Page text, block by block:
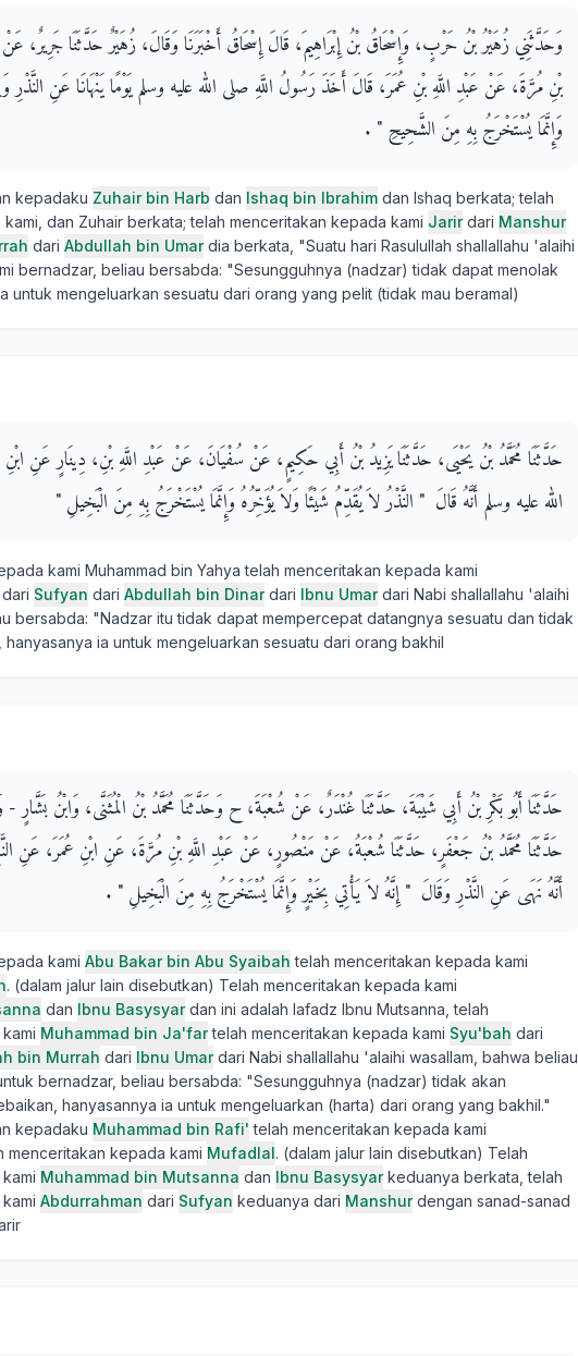
وَحَدَّثَنِي زُهَيْرُ بْنُ حَرْبٍ، وَإِسْحَاقُ بْنُ إِبْرَاهِيمَ، قَالَ إِسْحَاقُ أَخْبَرَنَا وَقَالَ، زُهَيْرٌ حَدَّثَنَا جَرِيرٌ،
بْنِ مُرَّةَ، عَنْ عَبْدِ اللَّهِ بْنِ عُمَرَ، قَالَ أَخَذَ رَسُولُ اللَّهِ صلى الله عليه وسلم يَوْمًا يَنْهَانَا عَنِ النَّذْرِ
وَإِنَّمَا يُسْتَخْرَجُ بِهِ مِنَ الشَّحِيحِ ‏"‏ ‏.‏
kepadaku Zuhair bin Harb dan Ishaq bin Ibrahim dan Ishaq berkata; telah
dan Zuhair berkata; telah menceritakan kepada kami Jarirdari Manshur
dari Abdullah bin Umardia berkata, "Suatu hari Rasulullah shallallahu 'alaihi
bernadzar, beliau bersabda: "Sesungguhnya (nadzar) tidak dapat menolak
untuk mengeluarkan sesuatu dari orang yang pelit (tidak mau beramal)
حَدَّثَنَا مُحَمَّدُ بْنُ يَحْيَى، حَدَّثَنَا يَزِيدُ بْنُ أَبِي حَكِيمٍ، عَنْ سُفْيَانَ، عَنْ عَبْدِ اللَّهِ بْنِ، دِينَارٍ عَنِ
الله عليه وسلم أَنَّهُ قَالَ ‏ "‏ النَّذْرُ لاَ يُقَدِّمُ شَيْئًا وَلاَ يُؤَخِّرُهُ وَإِنَّمَا يُسْتَخْرَجُ بِهِ مِنَ الْبَخِيلِ ‏"‏ ‏
kami Muhammad bin Yahya telah menceritakan kepada kami
dari Sufyan dari Abdullah bin Dinardari Ibnu Umardari Nabi shallallahu 'alaihi
bersabda: "Nadzar itu tidak dapat mempercepat datangnya sesuatu dan tidak
hanyasanya ia untuk mengeluarkan sesuatu dari orang bakhil
حَدَّثَنَا أَبُو بَكْرِ بْنُ أَبِي شَيْبَةَ، حَدَّثَنَا غُنْدَرٌ، عَنْ شُعْبَةَ، ح وَحَدَّثَنَا مُحَمَّدُ بْنُ الْمُثَنَّى، وَابْنُ بَشَّارٍ -
حَدَّثَنَا مُحَمَّدُ بْنُ جَعْفَرٍ، حَدَّثَنَا شُعْبَةُ، عَنْ مَنْصُورٍ، عَنْ عَبْدِ اللَّهِ بْنِ مُرَّةَ، عَنِ ابْنِ عُمَرَ، عَنِ
أَنَّهُ نَهَى عَنِ النَّذْرِ وَقَالَ ‏ "‏ إِنَّهُ لاَ يَأْتِي بِخَيْرٍ وَإِنَّمَا يُسْتَخْرَجُ بِهِ مِنَ الْبَخِيلِ ‏"‏ ‏.‏
kami Abu Bakar bin Abu Syaibah telah menceritakan kepada kami
. (dalam jalur lain disebutkan) Telah menceritakan kepada kami
dan Ibnu Basysyardan ini adalah lafadz Ibnu Mutsanna, telah
Muhammad bin Ja'fartelah menceritakan kepada kami Syu'bah dari
bin Murrah dari Ibnu Umardari Nabi shallallahu 'alaihi wasallam, bahwa beliau
bernadzar, beliau bersabda: "Sesungguhnya (nadzar) tidak akan
hanyasannya ia untuk mengeluarkan (harta) dari orang yang bakhil."
kepadaku Muhammad bin Rafi' telah menceritakan kepada kami
menceritakan kepada kami Mufadlal. (dalam jalur lain disebutkan) Telah
Muhammad bin Mutsanna dan Ibnu Basysyarkeduanya berkata, telah
Abdurrahman dari Sufyan keduanya dari Manshurdengan sanad-sanad